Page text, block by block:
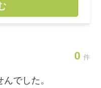
0 件
でした。